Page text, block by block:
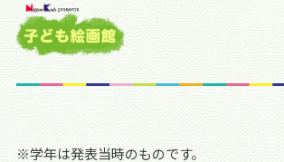
※学年は発表当時のものです。